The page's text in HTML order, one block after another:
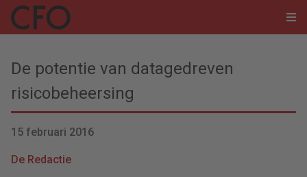
De potentie van datagedreven
risicobeheersing
15 februari 2016
De Redactie